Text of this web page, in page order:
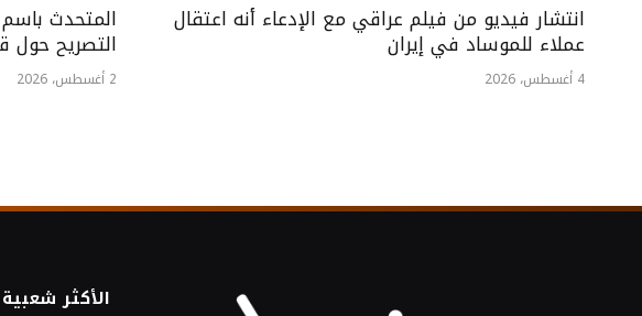
انتشار فيديو من فيلم عراقي مع الإدعاء أنه اعتقال
عملاء للموساد في إيران
4 أغسطس، 2026
المتحدث
التصريح حول
2 أغسطس، 2026
الأكثر شعبية